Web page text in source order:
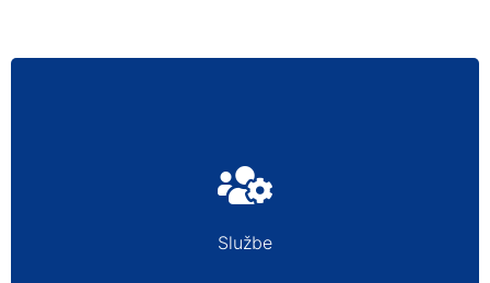
Službe
PRAVNA SLUŽBA
STUDENTSKA SLUŽBA